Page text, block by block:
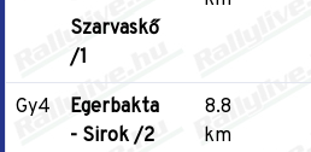
Szarvaskő
/1
Gy4
Egerbakta
- Sirok /2
8.8
km